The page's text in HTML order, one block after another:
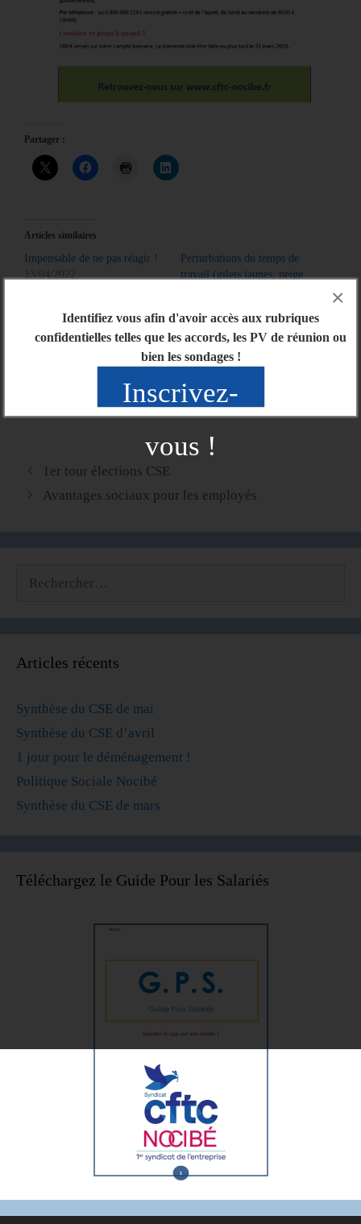
Identifiez vous afin d'avoir accès aux rubriques
confidentielles telles que les accords, les PV de réunion ou
bien les sondages !
Inscrivez-
vous !
×
Partager :
Articles similaires
Impensable de ne pas réagir !
13/04/2022
Perturbations du temps de
travail (gilets jaunes, neige
Dans "Actu générale"
1er tour élections CSE
Avantages sociaux pour les employés
Articles récents
Synthèse du CSE de mai
Synthèse du CSE d’avril
1 jour pour le déménagement !
Politique Sociale Nocibé
Synthèse du CSE de mars
Téléchargez le Guide Pour les Salariés